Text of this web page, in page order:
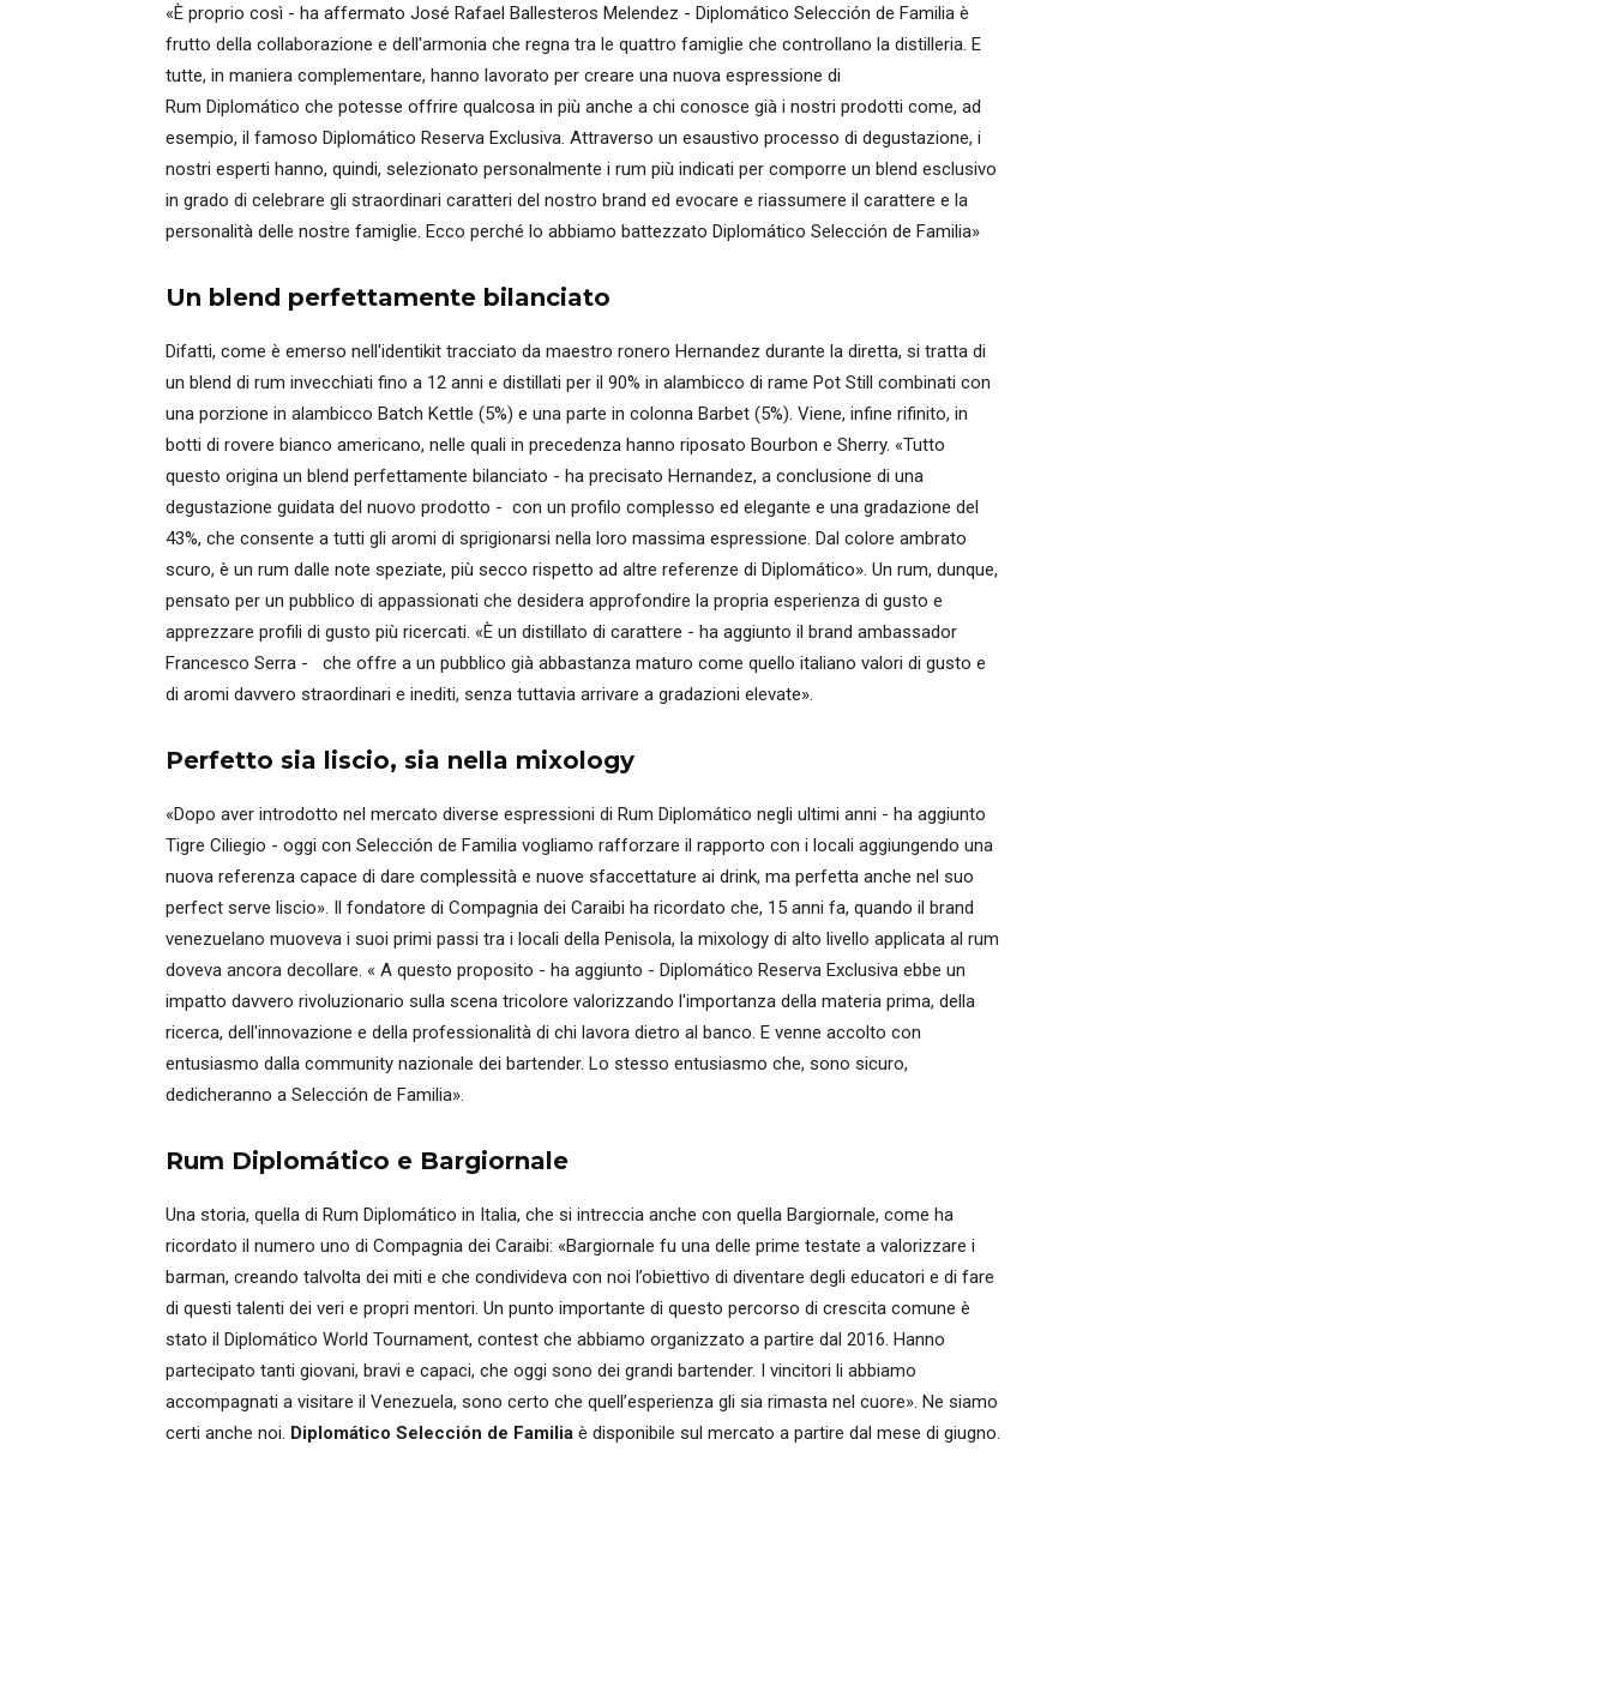
«È proprio così - ha affermato José Rafael Ballesteros Melendez - Diplomático Selección de Familia è
frutto della collaborazione e dell'armonia che regna tra le quattro famiglie che controllano la distilleria. E
tutte, in maniera complementare, hanno lavorato per creare una nuova espressione di
Rum Diplomático che potesse offrire qualcosa in più anche a chi conosce già i nostri prodotti come, ad
esempio, il famoso Diplomático Reserva Exclusiva. Attraverso un esaustivo processo di degustazione, i
nostri esperti hanno, quindi, selezionato personalmente i rum più indicati per comporre un blend esclusivo
in grado di celebrare gli straordinari caratteri del nostro brand ed evocare e riassumere il carattere e la
personalità delle nostre famiglie. Ecco perché lo abbiamo battezzato Diplomático Selección de Familia»
Un blend perfettamente bilanciato
Difatti, come è emerso nell'identikit tracciato da maestro ronero Hernandez durante la diretta, si tratta di
un blend di rum invecchiati fino a 12 anni e distillati per il 90% in alambicco di rame Pot Still combinati con
una porzione in alambicco Batch Kettle (5%) e una parte in colonna Barbet (5%). Viene, infine rifinito, in
botti di rovere bianco americano, nelle quali in precedenza hanno riposato Bourbon e Sherry. «Tutto
questo origina un blend perfettamente bilanciato - ha precisato Hernandez, a conclusione di una
degustazione guidata del nuovo prodotto - con un profilo complesso ed elegante e una gradazione del
43%, che consente a tutti gli aromi di sprigionarsi nella loro massima espressione. Dal colore ambrato
scuro, è un rum dalle note speziate, più secco rispetto ad altre referenze di Diplomático». Un rum, dunque,
pensato per un pubblico di appassionati che desidera approfondire la propria esperienza di gusto e
apprezzare profili di gusto più ricercati. «È un distillato di carattere - ha aggiunto il brand ambassador
Francesco Serra - che offre a un pubblico già abbastanza maturo come quello italiano valori di gusto e
di aromi davvero straordinari e inediti, senza tuttavia arrivare a gradazioni elevate».
Perfetto sia liscio, sia nella mixology
«Dopo aver introdotto nel mercato diverse espressioni di Rum Diplomático negli ultimi anni - ha aggiunto
Tigre Ciliegio - oggi con Selección de Familia vogliamo rafforzare il rapporto con i locali aggiungendo una
nuova referenza capace di dare complessità e nuove sfaccettature ai drink, ma perfetta anche nel suo
perfect serve liscio». Il fondatore di Compagnia dei Caraibi ha ricordato che, 15 anni fa, quando il brand
venezuelano muoveva i suoi primi passi tra i locali della Penisola, la mixology di alto livello applicata al rum
doveva ancora decollare. « A questo proposito - ha aggiunto - Diplomático Reserva Exclusiva ebbe un
impatto davvero rivoluzionario sulla scena tricolore valorizzando l'importanza della materia prima, della
ricerca, dell'innovazione e della professionalità di chi lavora dietro al banco. E venne accolto con
entusiasmo dalla community nazionale dei bartender. Lo stesso entusiasmo che, sono sicuro,
dedicheranno a Selección de Familia».
Rum Diplomático e Bargiornale
Una storia, quella di Rum Diplomático in Italia, che si intreccia anche con quella Bargiornale, come ha
ricordato il numero uno di Compagnia dei Caraibi: «Bargiornale fu una delle prime testate a valorizzare i
barman, creando talvolta dei miti e che condivideva con noi l’obiettivo di diventare degli educatori e di fare
di questi talenti dei veri e propri mentori. Un punto importante di questo percorso di crescita comune è
stato il Diplomático World Tournament, contest che abbiamo organizzato a partire dal 2016. Hanno
partecipato tanti giovani, bravi e capaci, che oggi sono dei grandi bartender. I vincitori li abbiamo
accompagnati a visitare il Venezuela, sono certo che quell’esperienza gli sia rimasta nel cuore». Ne siamo
certi anche noi. Diplomático Selección de Familia è disponibile sul mercato a partire dal mese di giugno.